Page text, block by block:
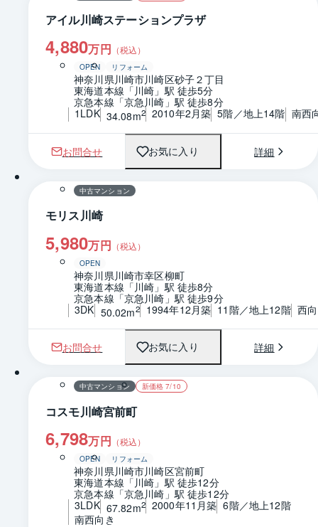
アイル川崎ステーションプラザ
4,880万円 （税込）
OPEN リフォーム
神奈川県川崎市川崎区砂子２丁目
東海道本線「川崎」駅 徒歩5分
京急本線「京急川崎」駅 徒歩8分
1LDK 34.08m2 2010年2月築 5階／地上14階 南西
お問合せ お気に入り 詳細
1 / 0 間取り
中古マンション
モリス川崎
5,980万円 （税込）
OPEN
神奈川県川崎市幸区柳町
東海道本線「川崎」駅 徒歩8分
京急本線「京急川崎」駅 徒歩9分
3DK 50.02m2 1994年12月築 11階／地上12階 西
お問合せ お気に入り 詳細
1 / 0 間取り
中古マンション 新価格 7/10
コスモ川崎宮前町
6,798万円 （税込）
OPEN リフォーム
神奈川県川崎市川崎区宮前町
東海道本線「川崎」駅 徒歩12分
京急本線「京急川崎」駅 徒歩12分
3LDK 67.82m2 2000年11月築 6階／地上12階
南西向き